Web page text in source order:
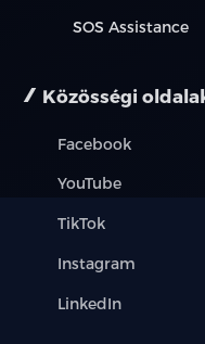
SOS Assistance
Közösségi
Facebook
YouTube
TikTok
Instagram
LinkedIn